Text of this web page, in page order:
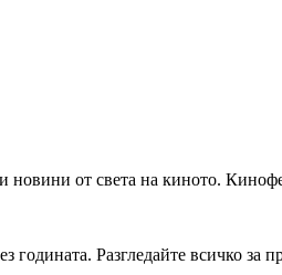
новини от света на киното.
годината. Разгледайте всичко за